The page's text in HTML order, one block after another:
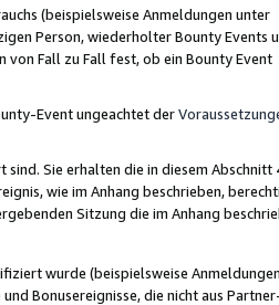
(beispielsweise Anmeldungen unter
Person, wiederholter Bounty Events
von Fall zu Fall fest, ob ein Bounty Event
Event ungeachtet der
sind. Sie erhalten die in diesem Abschnitt
wie im Anhang beschrieben,
Sitzung die im Anhang
wurde (beispielsweise
Bonusereignisse, die nicht aus